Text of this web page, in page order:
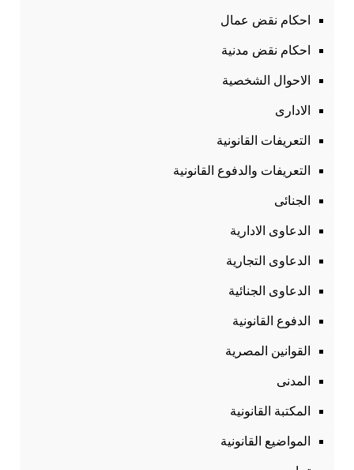
احكام نقض عمال
احكام نقض مدنية
الاحوال الشخصية
الادارى
التعريفات القانونية
التعريفات والدفوع القانونية
الجنائى
الدعاوى الادارية
الدعاوى التجارية
الدعاوى الجنائية
الدفوع القانونية
القوانين المصرية
المدنى
المكتبة القانونية
المواضيع القانونية